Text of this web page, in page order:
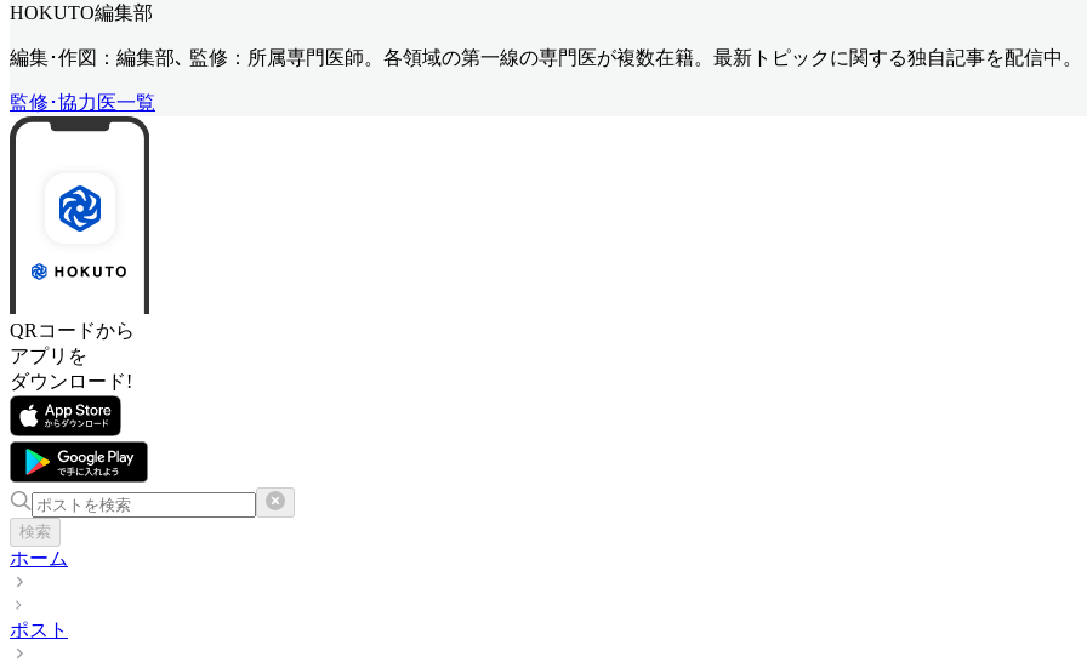
HOKUTO編集部
編集･作図：編集部､ 監修：所属専門医師。各領域の第一線の専門医が複数在籍。最新トピックに関する独自記事を配信中。
監修･協力医一覧
QRコードから
アプリを
ダウンロード!
検索
ホーム
ポスト